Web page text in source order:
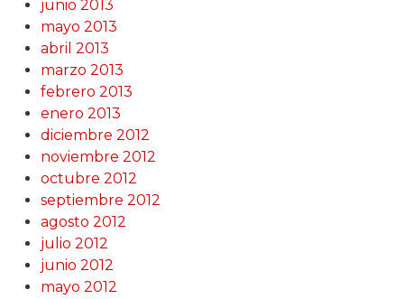
junio 2013
mayo 2013
abril 2013
marzo 2013
febrero 2013
enero 2013
diciembre 2012
noviembre 2012
octubre 2012
septiembre 2012
agosto 2012
julio 2012
junio 2012
mayo 2012